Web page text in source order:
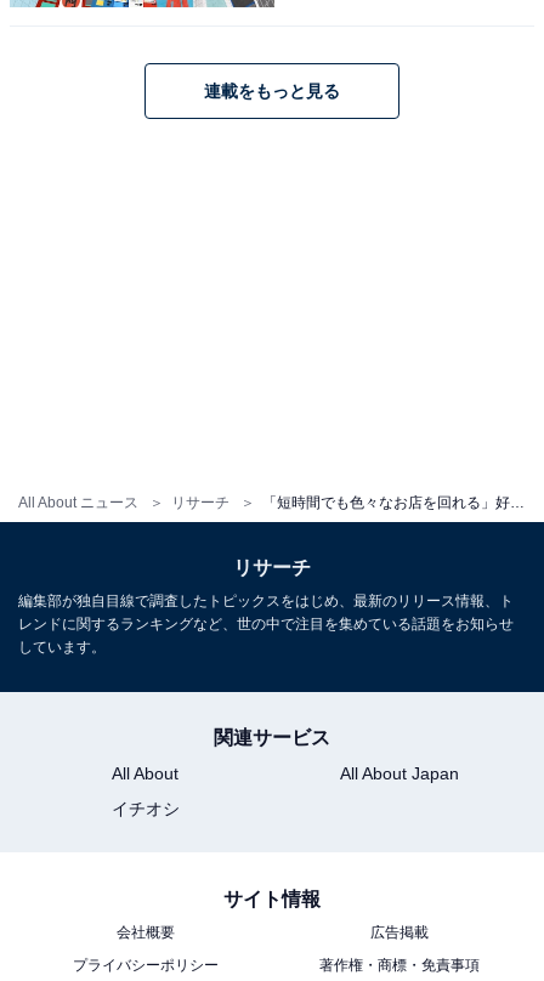
All About ニュース リサーチ
※回答者からのコメントは原文ママです
※記事内容は執筆時点のものです。最新の内容をご確認
好き＆行ってみたい「北海道の繁華街＆歓楽
街」ランキング！ 2位「五稜郭エリア」、1位
は？【2026年調査】
連載をもっと見る
リサーチ
編集部が独自目線で調査したトピックスをはじめ、最新のリリース情報、ト
レンドに関するランキングなど、世の中で注目を集めている話題をお知らせ
しています。
関連サービス
All About
All About Japan
イチオシ
サイト情報
会社概要
広告掲載
プライバシーポリシー
著作権・商標・免責事項